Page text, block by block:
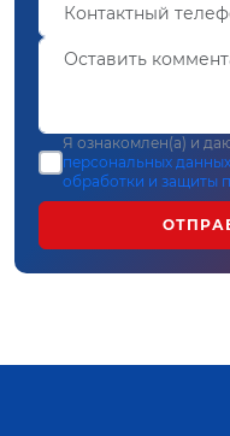
Я ознакомлен(а) и
персональных данных
обработки и защиты